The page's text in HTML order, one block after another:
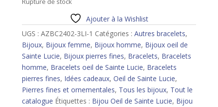
Ajouter à la Wishlist
UGS : AZBC2402-3LI-1 Catégories : Autres bracelets,
Bijoux, Bijoux femme, Bijoux homme, Bijoux oeil de
Sainte Lucie, Bijoux pierres fines, Bracelets, Bracelets
homme, Bracelets oeil de Sainte Lucie, Bracelets
pierres fines, Idées cadeaux, Oeil de Sainte Lucie,
Pierres fines et ornementales, Tous les bijoux, Tout le
catalogue Étiquettes : Bijou Oeil de Sainte Lucie, Bijou